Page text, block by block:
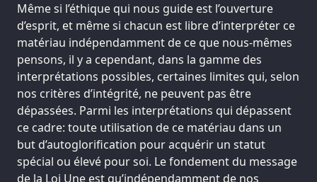
Même si l’éthique qui nous guide est l’ouverture
d’esprit, et même si chacun est libre d’interpréter ce
matériau indépendamment de ce que nous-mêmes
pensons, il y a cependant, dans la gamme des
interprétations possibles, certaines limites qui, selon
nos critères d’intégrité, ne peuvent pas être
dépassées. Parmi les interprétations qui dépassent
ce cadre: toute utilisation de ce matériau dans un
but d’autoglorification pour acquérir un statut
spécial ou élevé pour soi. Le fondement du message
de la Loi Une est qu’indépendamment de nos